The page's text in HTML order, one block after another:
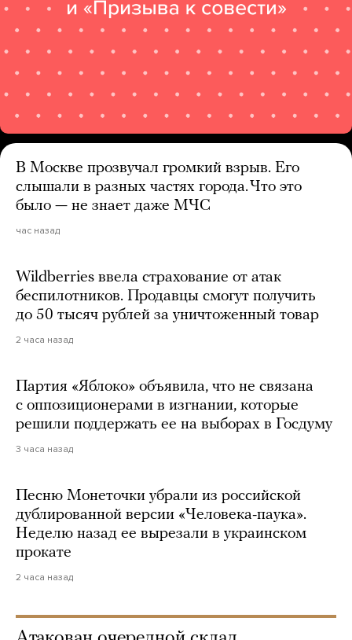
В Москве прозвучал громкий взрыв. Его
слышали в разных частях города. Что это
было — не знает даже МЧС
час назад
Wildberries ввела страхование от атак
беспилотников. Продавцы смогут получить
до 50 тысяч рублей за уничтоженный товар
2 часа назад
Партия «Яблоко» объявила, что не связана
с оппозиционерами в изгнании, которые
решили поддержать ее на выборах в Госдуму
3 часа назад
Песню Монеточки убрали из российской
дублированной версии «Человека-паука».
Неделю назад ее вырезали в украинском
прокате
2 часа назад